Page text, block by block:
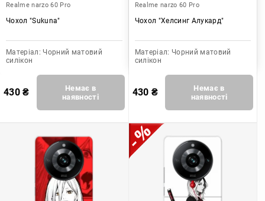
Realme narzo 60 Pro
Чохол "Sukuna"
Матеріал: Чорний матовий
силікон
430₴
Немає в
наявності
Realme narzo 60 Pro
Чохол "Хелсинг Алукард"
Матеріал: Чорний матовий
силікон
430 ₴
Немає в
наявності